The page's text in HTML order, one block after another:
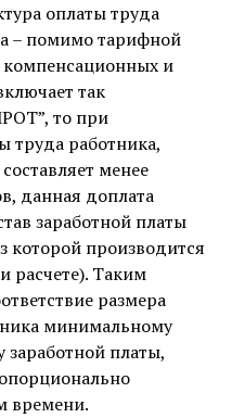
оплаты труда
– помимо тарифной
компенсационных и
так
то при
труда работника,
менее
данная доплата
заработной платы
которой производится
расчете). Таким
размера
минимальному
заработной платы,
времени.